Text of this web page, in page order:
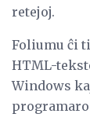
retejoj.
Foliumu ĉi
HTML-
Windows